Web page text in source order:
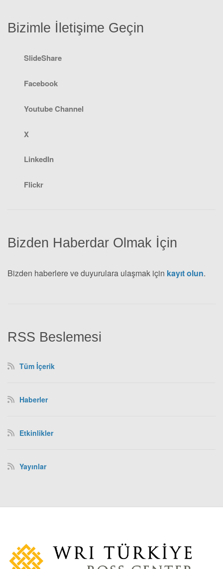
RSS Beslemesi
Tüm İçerik
Haberler
Etkinlikler
Yayınlar
Bizden Haberdar Olmak İçin
Bizden haberlere ve duyurulara ulaşmak için kayıt olun.
Bizimle İletişime Geçin
SlideShare
Facebook
Youtube Channel
X
LinkedIn
Flickr